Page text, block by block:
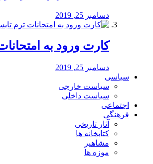
دسامبر 25, 2019
کارت ورود به
دسامبر 25, 2019
سیاسی
سیاست خارجی
سیاست داخلی
اجتماعی
فرهنگی
آثار تاریخی
کتابخانه ها
مشاهیر
موزه ها